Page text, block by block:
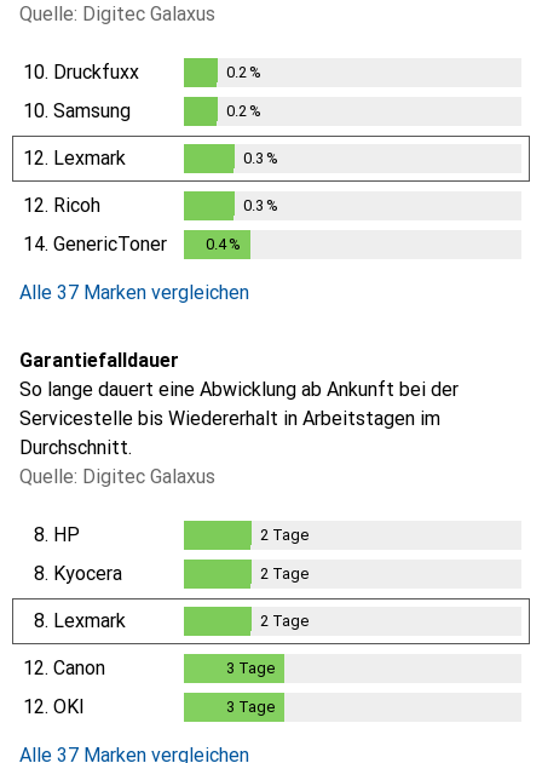
Quelle: Digitec Galaxus
10. Druckfuxx
0.2%
0.2 %
10. Samsung
0.2%
0.2 %
12. Lexmark
0.3%
0.3 %
12. Ricoh
0.3%
0.3 %
14. GenericToner 0.4%
Alle 37 Marken vergleichen
Garantiefalldauer
So lange dauert eine Abwicklung ab Ankunft bei der
Servicestelle bis Wiedererhalt in Arbeitstagen im
Durchschnitt.
Quelle: Digitec Galaxus
8. HP
2Tage
2 Tage
8. Kyocera
2Tage
2 Tage
8. Lexmark
2Tage
2 Tage
12. Canon 3 Tage
12. OKI 3 Tage
Alle 37 Marken vergleichen